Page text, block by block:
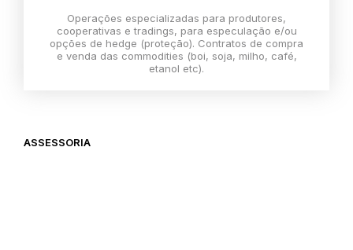
Operações especializadas para produtores,
cooperativas e tradings, para especulação e/ou
opções de hedge (proteção). Contratos de compra
e venda das commodities (boi, soja, milho, café,
etanol etc).
ASSESSORIA